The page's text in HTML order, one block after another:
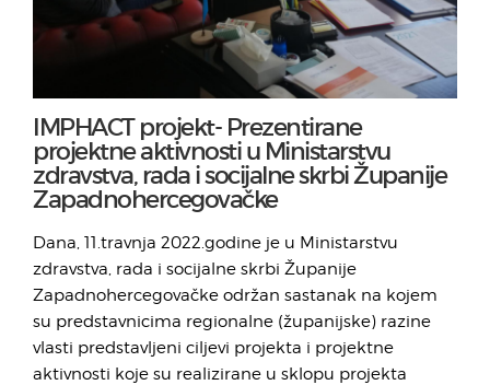
IMPHACT projekt- Prezentirane
projektne aktivnosti u Ministarstvu
zdravstva, rada i socijalne skrbi Županije
Zapadnohercegovačke
Dana, 11.travnja 2022.godine je u Ministarstvu
zdravstva, rada i socijalne skrbi Županije
Zapadnohercegovačke održan sastanak na kojem
su predstavnicima regionalne (županijske) razine
vlasti predstavljeni ciljevi projekta i projektne
aktivnosti koje su realizirane u sklopu projekta